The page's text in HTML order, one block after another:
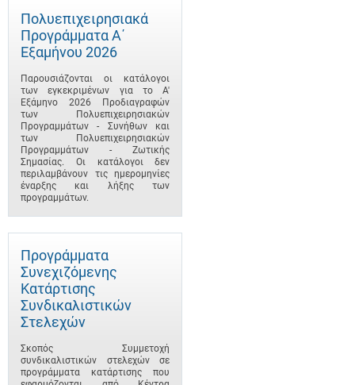
Πολυεπιχειρησιακά
Προγράμματα A΄
Εξαμήνου 2026
Παρουσιάζονται οι κατάλογοι
των εγκεκριμένων για το A'
Εξάμηνο 2026 Προδιαγραφών
των Πολυεπιχειρησιακών
Προγραμμάτων - Συνήθων και
των Πολυεπιχειρησιακών
Προγραμμάτων - Ζωτικής
Σημασίας. Οι κατάλογοι δεν
περιλαμβάνουν τις ημερομηνίες
έναρξης και λήξης των
προγραμμάτων.
Προγράμματα
Συνεχιζόμενης
Κατάρτισης
Συνδικαλιστικών
Στελεχών
Σκοπός Συμμετοχή
συνδικαλιστικών στελεχών σε
προγράμματα κατάρτισης που